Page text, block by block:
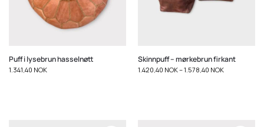
Puff i lysebrun hasselnøtt
1.341,40 NOK
Skinnpuff – mørkebrun firkant
1.420,40 NOK–1.578,40 NOK